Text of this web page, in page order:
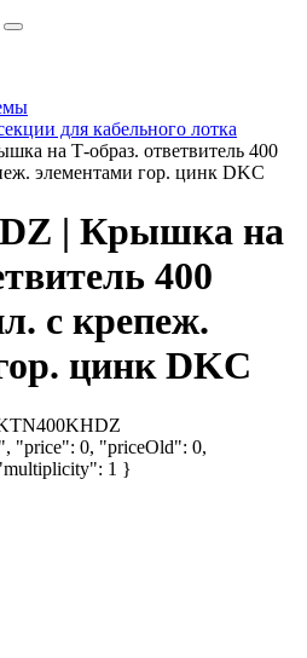
для кабельного лотка
на Т-образ. ответвитель 400
элементами гор. цинк DKC
| Крышка на
400
с крепеж.
цинк DKC
"price": 0, "priceOld": 0,
1 }